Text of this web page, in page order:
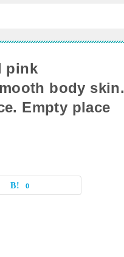
pink
body skin.
Empty place
0